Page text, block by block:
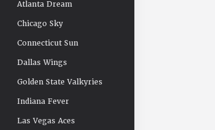
Atlanta Dream
Chicago Sky
Connecticut Sun
Dallas Wings
Golden State Valkyries
Indiana Fever
Las Vegas Aces